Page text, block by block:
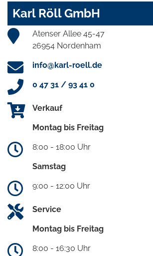
Karl Röll GmbH
Atenser Allee 45-47
26954 Nordenham
info@karl-roell.de
0 47 31 / 93 41 0
Verkauf
Montag bis Freitag
8:00 - 18:00 Uhr
Samstag
9:00 - 12:00 Uhr
Service
Montag bis Freitag
8:00 - 16:30 Uhr